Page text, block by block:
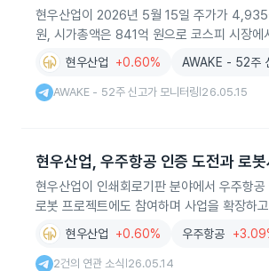
현우산업이 2026년 5월 15일 주가가
원, 시가총액은 841억 원으로 코스피 시장에
현우산업 +0.60% AWAKE - 52주
AWAKE - 52주 신고가 모니터링 26.05.15
현우산업, 우주항공 인증 도전과 로
현우산업이 인쇄회로기판 분야에서 우주항
로봇 프로젝트에도 참여하며 사업을 확장하
현우산업 +0.60% 우주항공
2건의 연관 소식 26.05.14